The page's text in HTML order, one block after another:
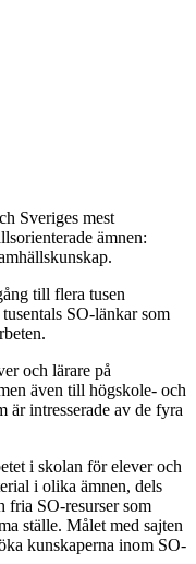
Sveriges mest
ämnen:
till flera tusen
SO-länkar som
och lärare på
även till högskole- och
är intresserade av de fyra
i skolan för elever och
i olika ämnen, dels
fria SO-resurser som
ställe. Målet med sajten
kunskaperna inom SO-